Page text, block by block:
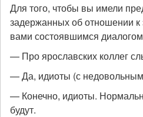
Для того, чтобы вы имели
задержанных об отношении к
вами состоявшимся
— Про ярославских коллег
— Да, идиоты (с
— Конечно, идиоты.
будут.